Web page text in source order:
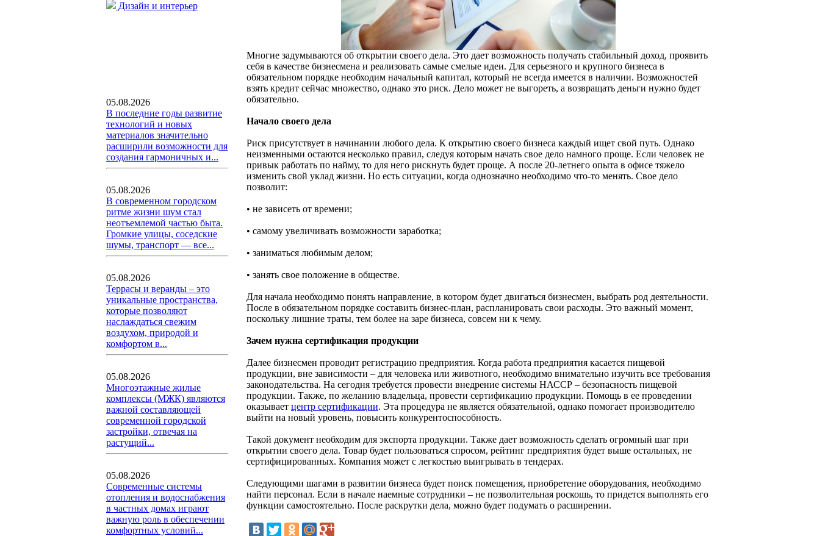
Дизайн и интерьер
05.08.2026
В последние годы развитие
технологий и новых
материалов значительно
расширили возможности для
создания гармоничных и...
05.08.2026
В современном городском
ритме жизни шум стал
неотъемлемой частью быта.
Громкие улицы, соседские
шумы, транспорт — все...
05.08.2026
Террасы и веранды – это
уникальные пространства,
которые позволяют
наслаждаться свежим
воздухом, природой и
комфортом в...
05.08.2026
Многоэтажные жилые
комплексы (МЖК) являются
важной составляющей
современной городской
застройки, отвечая на
растущий...
05.08.2026
Современные системы
отопления и водоснабжения
в частных домах играют
важную роль в обеспечении
комфортных условий...
Многие задумываются об открытии своего дела. Это дает возможность получать стабильный доход, проявить
себя в качестве бизнесмена и реализовать самые смелые идеи. Для серьезного и крупного бизнеса в
обязательном порядке необходим начальный капитал, который не всегда имеется в наличии. Возможностей
взять кредит сейчас множество, однако это риск. Дело может не выгореть, а возвращать деньги нужно будет
обязательно.
Начало своего дела
Риск присутствует в начинании любого дела. К открытию своего бизнеса каждый ищет свой путь. Однако
неизменными остаются несколько правил, следуя которым начать свое дело намного проще. Если человек не
привык работать по найму, то для него рискнуть будет проще. А после 20-летнего опыта в офисе тяжело
изменить свой уклад жизни. Но есть ситуации, когда однозначно необходимо что-то менять. Свое дело
позволит:
• не зависеть от времени;
• самому увеличивать возможности заработка;
• заниматься любимым делом;
• занять свое положение в обществе.
Для начала необходимо понять направление, в котором будет двигаться бизнесмен, выбрать род деятельности.
После в обязательном порядке составить бизнес-план, распланировать свои расходы. Это важный момент,
поскольку лишние траты, тем более на заре бизнеса, совсем ни к чему.
Зачем нужна сертификация продукции
Далее бизнесмен проводит регистрацию предприятия. Когда работа предприятия касается пищевой
продукции, вне зависимости – для человека или животного, необходимо внимательно изучить все требования
законодательства. На сегодня требуется провести внедрение системы НАССР – безопасность пищевой
продукции. Также, по желанию владельца, провести сертификацию продукции. Помощь в ее проведении
оказывает центр сертификации. Эта процедура не является обязательной, однако помогает производителю
выйти на новый уровень, повысить конкурентоспособность.
Такой документ необходим для экспорта продукции. Также дает возможность сделать огромный шаг при
открытии своего дела. Товар будет пользоваться спросом, рейтинг предприятия будет выше остальных, не
сертифицированных. Компания может с легкостью выигрывать в тендерах.
Следующими шагами в развитии бизнеса будет поиск помещения, приобретение оборудования, необходимо
найти персонал. Если в начале наемные сотрудники – не позволительная роскошь, то придется выполнять его
функции самостоятельно. После раскрутки дела, можно будет подумать о расширении.